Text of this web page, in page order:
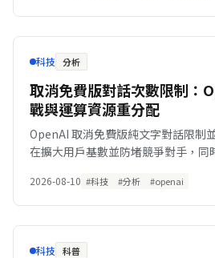
科技 分析
取消免費版對話次數限制：
戰與運算資源重分配
OpenAI 取消免費版純文字對話限制
在擴大用戶基數並防堵競爭對手，同
2026-08-10 #科技 #分析 #openai
科技 科普